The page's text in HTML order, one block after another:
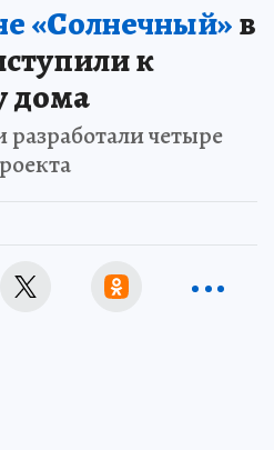
«Солнечный»в
к
дома
четыре